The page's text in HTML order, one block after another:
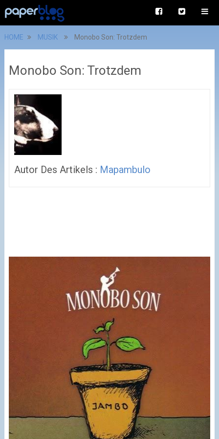
HOME MUSIK Monobo Son: Trotzdem
Monobo Son: Trotzdem
Autor Des Artikels : Mapambulo